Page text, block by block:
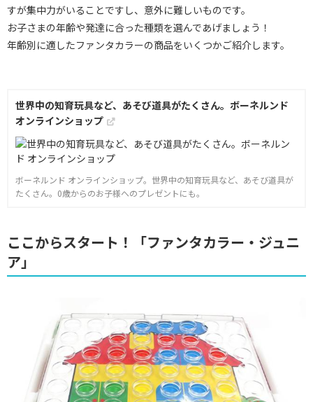
すが集中力がいることですし、意外に難しいものです。
お子さまの年齢や発達に合った種類を選んであげましょう！
年齢別に適したファンタカラーの商品をいくつかご紹介します。
世界中の知育玩具など、あそび道具がたくさん。ボーネルンド
オンラインショップ
ボーネルンド オンラインショップ。世界中の知育玩具など、あそび道具が
たくさん。0歳からのお子様へのプレゼントにも。
ここからスタート！「ファンタカラー・ジュニ
ア」